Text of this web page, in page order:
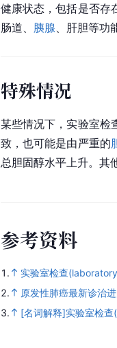
健康状态，包括是否存
肠道、 胰腺 、肝胆等
特殊情况
某些情况下，实验室检
致，也可能是由严重的
总胆固醇水平上升。其
参考资料
1. 实验室检查
2.
原发性肺癌最新诊治
3.
[名词解释]实验室检